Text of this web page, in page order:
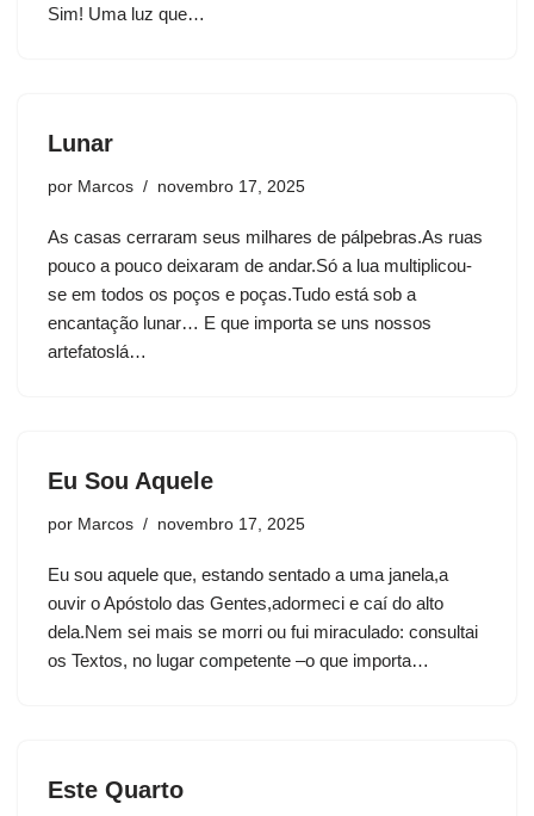
Sim! Uma luz que…
Lunar
por Marcos novembro 17, 2025
As casas cerraram seus milhares de pálpebras.As ruas
pouco a pouco deixaram de andar.Só a lua multiplicou-
se em todos os poços e poças.Tudo está sob a
encantação lunar… E que importa se uns nossos
artefatoslá…
Eu Sou Aquele
por Marcos novembro 17, 2025
Eu sou aquele que, estando sentado a uma janela,a
ouvir o Apóstolo das Gentes,adormeci e caí do alto
dela.Nem sei mais se morri ou fui miraculado: consultai
os Textos, no lugar competente –o que importa…
Este Quarto